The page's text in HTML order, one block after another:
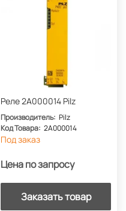
Реле 2A000014 Pilz
Производитель: Pilz
Код Товара: 2A000014
Под заказ
Цена по запросу
Заказать товар